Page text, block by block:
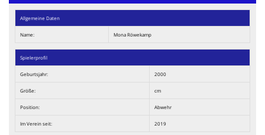
Allgemeine Daten
Name: Mona Röwekamp
Spielerprofil
Geburtsjahr: 2000
Größe: cm
Position: Abwehr
Im Verein seit: 2019